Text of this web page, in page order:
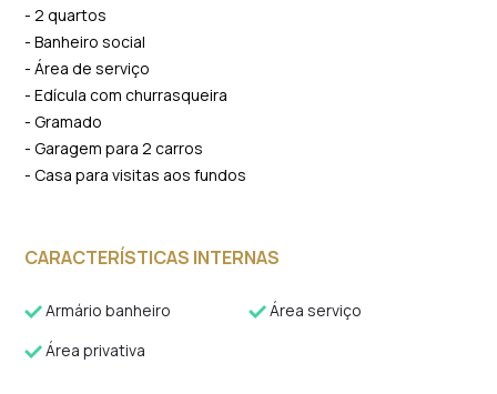
- 2 quartos
- Banheiro social
- Área de serviço
- Edícula com churrasqueira
- Gramado
- Garagem para 2 carros
- Casa para visitas aos fundos
CARACTERÍSTICAS INTERNAS
Armário banheiro
Área serviço
Área privativa